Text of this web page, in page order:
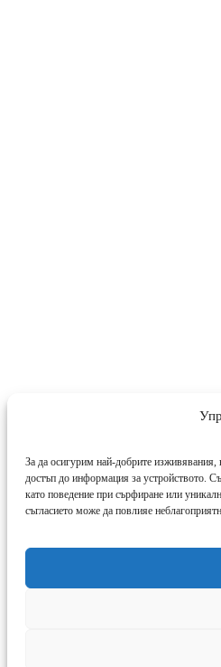
За да осигурим най-добрите изживявания,
достъп до информация за устройството.
като поведение при сърфиране или
съгласието може да повлияе